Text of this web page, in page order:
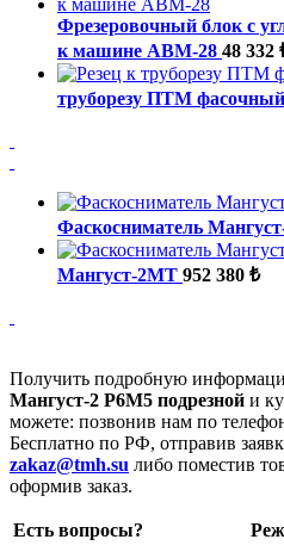
Фрезеровочный блок с
к машине ABM-28 48 332
труборезу ПТМ
Фаскосниматель
Мангуст-2МТ 952 380 ₺
Получить подробную
Мангуст-2 Р6М5 подрезной и
можете: позвонив нам по
Бесплатно по РФ, отправив
zakaz@tmh.su либо поместив
оформив заказ.
Есть вопросы?